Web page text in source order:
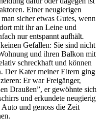
Einer neugierigen
sicher etwas Gutes, wenn
mit ihr an Leine und
nur entspannt aufhält.
Gefallen: Sie sind nicht
und ihren Balkon mit
schreckhaft und können
Der Kater meiner Eltern ging
Er war Freigänger,
Draußen”, er gewöhnte sich
und erkundete neugierig
und genoss die Zeit